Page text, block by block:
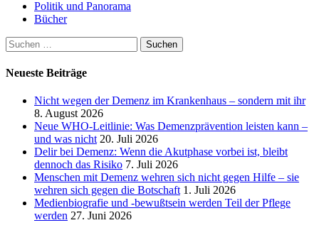
Politik und Panorama
Bücher
Suchen
nach:
Neueste Beiträge
Nicht wegen der Demenz im Krankenhaus – sondern mit ihr
8. August 2026
Neue WHO-Leitlinie: Was Demenzprävention leisten kann –
und was nicht 20. Juli 2026
Delir bei Demenz: Wenn die Akutphase vorbei ist, bleibt
dennoch das Risiko 7. Juli 2026
Menschen mit Demenz wehren sich nicht gegen Hilfe – sie
wehren sich gegen die Botschaft 1. Juli 2026
Medienbiografie und -bewußtsein werden Teil der Pflege
werden 27. Juni 2026